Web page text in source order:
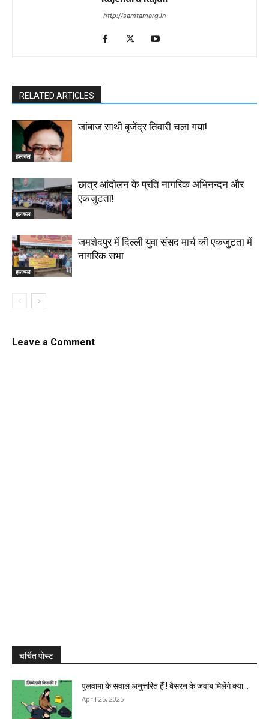
http://samtamarg.in
RELATED ARTICLES
हलचल
जांबाज साथी बृजेंद्र तिवारी चला गया!
हलचल
छात्र आंदोलन के प्रति नागरिक अभिनन्दन और
एकजुटता!
हलचल
जमशेदपुर में दिल्ली युवा संसद मार्च की एकजुटता में
नागरिक सभा
Leave a Comment
चर्चित पोस्ट
पुलवामा के सवाल अनुत्तरित हैं ! बैसरन के जवाब मिलेंगे क्या...
April 25, 2025